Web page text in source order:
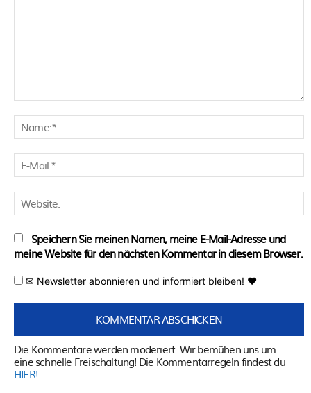
Speichern Sie meinen Namen, meine E-Mail-Adresse und
meine Website für den nächsten Kommentar in diesem Browser.
✉ Newsletter abonnieren und informiert bleiben! ♥
Die Kommentare werden moderiert. Wir bemühen uns um
eine schnelle Freischaltung! Die Kommentarregeln findest du
HIER!